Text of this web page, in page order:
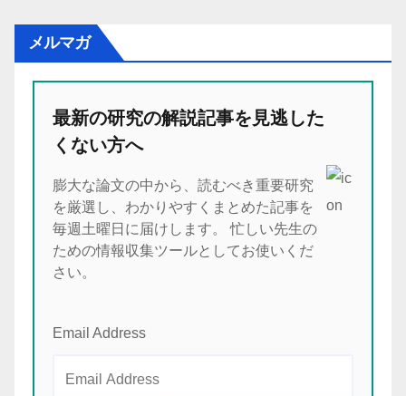
メルマガ
最新の研究の解説記事を見逃した
くない方へ
膨大な論文の中から、読むべき重要研究
を厳選し、わかりやすくまとめた記事を
毎週土曜日に届けします。 忙しい先生の
ための情報収集ツールとしてお使いくだ
さい。
Email Address